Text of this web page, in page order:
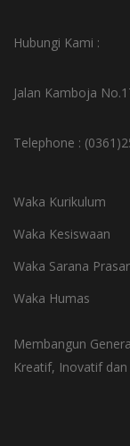
Hubungi Kami :
Jalan Kamboja
Telephone :
Waka Kurikulum
Waka Kesiswaan
Waka Sarana
Waka Humas
Membangun
Kreatif, Inovatif